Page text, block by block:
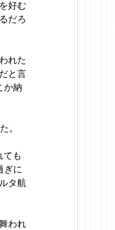
好む
だろ
れた
と言
か納
。
ても
ぎに
タ航
われ